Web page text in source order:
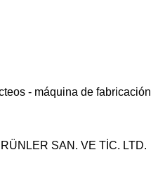
- máquina de fabricación
SAN. VE TİC. LTD.